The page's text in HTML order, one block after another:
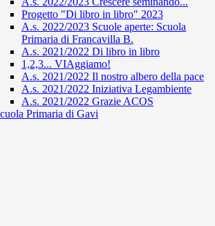
Progetto "Di libro in libro" 2023
A.s. 2022/2023 Scuole aperte: Scuola
Primaria di Francavilla B.
A.s. 2021/2022 Di libro in libro
1,2,3... VIAggiamo!
A.s. 2021/2022 Il nostro albero della pace
A.s. 2021/2022 Iniziativa Legambiente
A.s. 2021/2022 Grazie ACOS
Primaria di Gavi